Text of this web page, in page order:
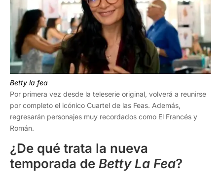
Betty la fea
Por primera vez desde la teleserie original, volverá a reunirse
por completo el icónico Cuartel de las Feas. Además,
regresarán personajes muy recordados como El Francés y
Román.
¿De qué trata la nueva
temporada de Betty La Fea?